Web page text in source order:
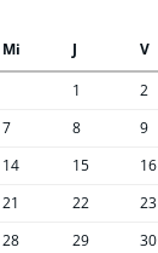
Mi J V
1
2
7 8 9
14 15 16
21 22 23
28 29 30